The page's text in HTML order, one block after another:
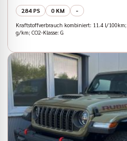
284 PS
0 KM -
Kraftstoffverbrauch kombiniert: 11.4 l/100km;
g/km; CO2-Klasse: G